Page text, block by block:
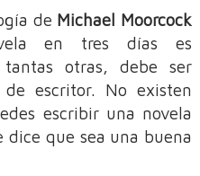
de Michael Moorcock
en tres días es
otras, debe ser
escritor. No existen
escribir una novela
que sea una buena